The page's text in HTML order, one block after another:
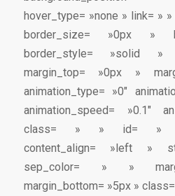
hover_type= »none » link= »
border_size= »0px »
border_style= »solid
margin_top= »0px »
animation_type= »0″
animation_speed= »0.1″
class= » » id= »
content_align= »left »
sep_color= » »
margin_bottom= »5px » class=